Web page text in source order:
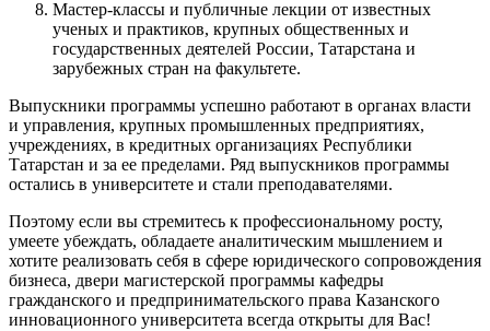
Мастер-классы и публичные лекции от известных
ученых и практиков, крупных общественных и
государственных деятелей России, Татарстана и
зарубежных стран на факультете.
Выпускники программы успешно работают в органах власти
и управления, крупных промышленных предприятиях,
учреждениях, в кредитных организациях Республики
Татарстан и за ее пределами. Ряд выпускников программы
остались в университете и стали преподавателями.
Поэтому если вы стремитесь к профессиональному росту,
умеете убеждать, обладаете аналитическим мышлением и
хотите реализовать себя в сфере юридического сопровождения
бизнеса, двери магистерской программы кафедры
гражданского и предпринимательского права Казанского
инновационного университета всегда открыты для Вас!